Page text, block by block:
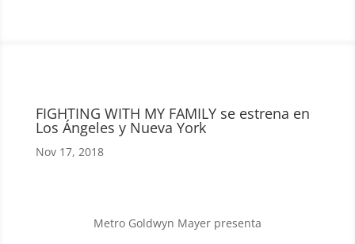
FIGHTING WITH MY FAMILY se estrena en
Los Ángeles y Nueva York
Nov 17, 2018
Metro Goldwyn Mayer presenta